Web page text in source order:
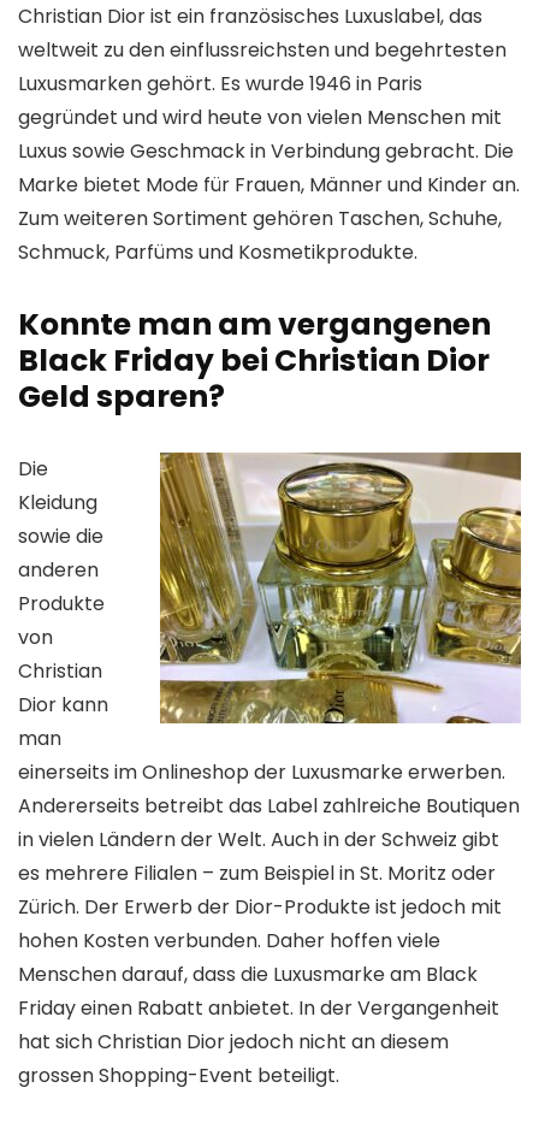
Christian Dior ist ein französisches Luxuslabel, das
weltweit zu den einflussreichsten und begehrtesten
Luxusmarken gehört. Es wurde 1946 in Paris
gegründet und wird heute von vielen Menschen mit
Luxus sowie Geschmack in Verbindung gebracht. Die
Marke bietet Mode für Frauen, Männer und Kinder an.
Zum weiteren Sortiment gehören Taschen, Schuhe,
Schmuck, Parfüms und Kosmetikprodukte.
Konnte man am vergangenen
Black Friday bei Christian Dior
Geld sparen?
Die
Kleidung
sowie die
anderen
Produkte
von
Christian
Dior kann
man
einerseits im Onlineshop der Luxusmarke erwerben.
Andererseits betreibt das Label zahlreiche Boutiquen
in vielen Ländern der Welt. Auch in der Schweiz gibt
es mehrere Filialen – zum Beispiel in St. Moritz oder
Zürich. Der Erwerb der Dior-Produkte ist jedoch mit
hohen Kosten verbunden. Daher hoffen viele
Menschen darauf, dass die Luxusmarke am Black
Friday einen Rabatt anbietet. In der Vergangenheit
hat sich Christian Dior jedoch nicht an diesem
grossen Shopping-Event beteiligt.